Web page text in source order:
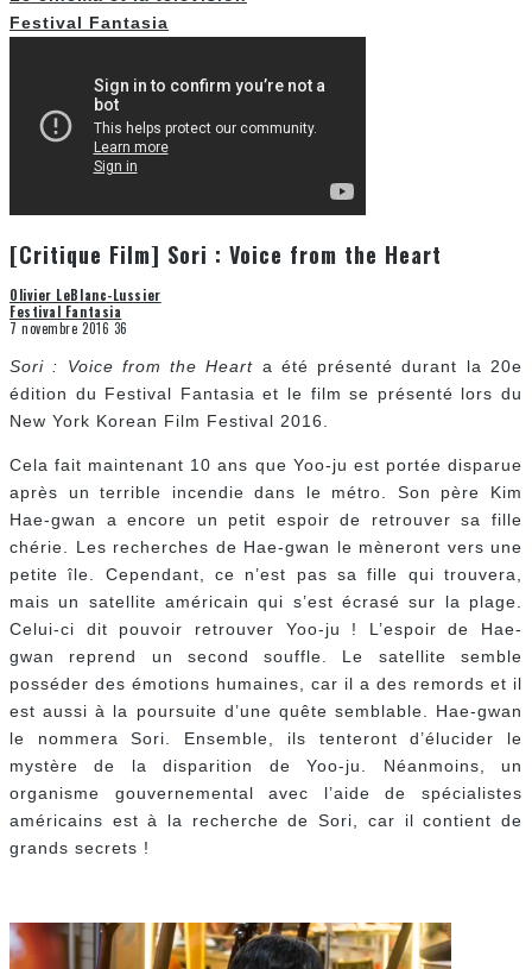
Festival Fantasia
[Critique Film] Sori : Voice from the Heart
Olivier LeBlanc-Lussier
Festival Fantasia
7 novembre 2016 36
Sori : Voice from the Heart a été présenté durant la 20e
édition du Festival Fantasia et le film se présenté lors du
New York Korean Film Festival 2016.
Cela fait maintenant 10 ans que Yoo-ju est portée disparue
après un terrible incendie dans le métro. Son père Kim
Hae-gwan a encore un petit espoir de retrouver sa fille
chérie. Les recherches de Hae-gwan le mèneront vers une
petite île. Cependant, ce n’est pas sa fille qui trouvera,
mais un satellite américain qui s’est écrasé sur la plage.
Celui-ci dit pouvoir retrouver Yoo-ju ! L’espoir de Hae-
gwan reprend un second souffle. Le satellite semble
posséder des émotions humaines, car il a des remords et il
est aussi à la poursuite d’une quête semblable. Hae-gwan
le nommera Sori. Ensemble, ils tenteront d’élucider le
mystère de la disparition de Yoo-ju. Néanmoins, un
organisme gouvernemental avec l’aide de spécialistes
américains est à la recherche de Sori, car il contient de
grands secrets !